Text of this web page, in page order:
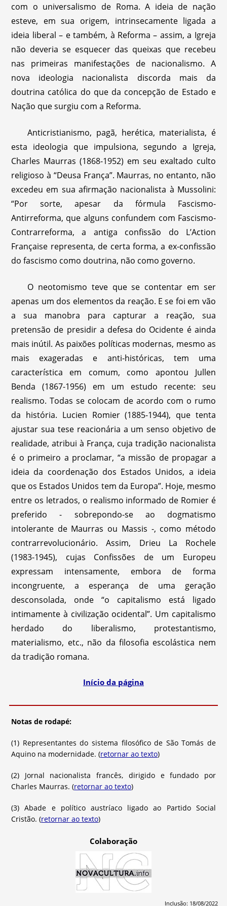
com o universalismo de Roma. A ideia de nação
esteve, em sua origem, intrinsecamente ligada a
ideia liberal – e também, à Reforma – assim, a Igreja
não deveria se esquecer das queixas que recebeu
nas primeiras manifestações de nacionalismo. A
nova ideologia nacionalista discorda mais da
doutrina católica do que da concepção de Estado e
Nação que surgiu com a Reforma.
Anticristianismo, pagã, herética, materialista, é
esta ideologia que impulsiona, segundo a Igreja,
Charles Maurras (1868-1952) em seu exaltado culto
religioso à “Deusa França”. Maurras, no entanto, não
excedeu em sua afirmação nacionalista à Mussolini:
“Por sorte, apesar da fórmula Fascismo-
Antirreforma, que alguns confundem com Fascismo-
Contrarreforma, a antiga confissão do L’Action
Française representa, de certa forma, a ex-confissão
do fascismo como doutrina, não como governo.
O neotomismo teve que se contentar em ser
apenas um dos elementos da reação. E se foi em vão
a sua manobra para capturar a reação, sua
pretensão de presidir a defesa do Ocidente é ainda
mais inútil. As paixões políticas modernas, mesmo as
mais exageradas e anti-históricas, tem uma
característica em comum, como apontou Jullen
Benda (1867-1956) em um estudo recente: seu
realismo. Todas se colocam de acordo com o rumo
da história. Lucien Romier (1885-1944), que tenta
ajustar sua tese reacionária a um senso objetivo de
realidade, atribui à França, cuja tradição nacionalista
é o primeiro a proclamar, “a missão de propagar a
ideia da coordenação dos Estados Unidos, a ideia
que os Estados Unidos tem da Europa”. Hoje, mesmo
entre os letrados, o realismo informado de Romier é
preferido - sobrepondo-se ao dogmatismo
intolerante de Maurras ou Massis -, como método
contrarrevolucionário. Assim, Drieu La Rochele
(1983-1945), cujas Confissões de um Europeu
expressam intensamente, embora de forma
incongruente, a esperança de uma geração
desconsolada, onde “o capitalismo está ligado
intimamente à civilização ocidental”. Um capitalismo
herdado do liberalismo, protestantismo,
materialismo, etc., não da filosofia escolástica nem
da tradição romana.
Início da página
Notas de rodapé:
(1) Representantes do sistema filosófico de São Tomás de
Aquino na modernidade. (retornar ao texto)
(2) Jornal nacionalista francês, dirigido e fundado por
Charles Maurras. (retornar ao texto)
(3) Abade e político austríaco ligado ao Partido Social
Cristão. (retornar ao texto)
Colaboração
Inclusão: 18/08/2022